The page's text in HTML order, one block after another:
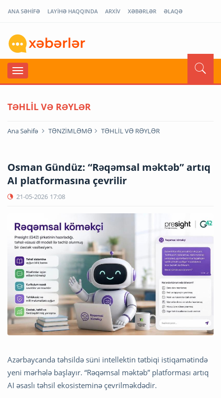
ANA SƏHİFƏ LAYİHƏ HAQQINDA ARXİV XƏBƏRLƏR ƏLAQƏ
TƏHLİL VƏ RƏYLƏR
Ana Səhifə TƏNZİMLƏMƏ TƏHLİL VƏ RƏYLƏR
Osman Gündüz: “Rəqəmsal məktəb” artıq
AI platformasına çevrilir
21-05-2026 17:08
Azərbaycanda təhsildə süni intellektin tətbiqi istiqamətində
yeni mərhələ başlayır. “Rəqəmsal məktəb” platforması artıq
AI əsaslı təhsil ekosisteminə çevrilməkdədir.